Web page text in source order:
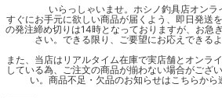
いらっしゃいませ。ホシノ釣具店オンラ
すぐにお手元に欲しい商品が届くよう、即日発送
の発注締め切りは14時となっておりますが、お急
さい。できる限り、ご要望にお応えできる
また、当店はリアルタイム在庫で実店舗とオンラ
している為、ご注文の商品が揃わない場合がござ
い。商品不足・欠品のお知らせはこちらから